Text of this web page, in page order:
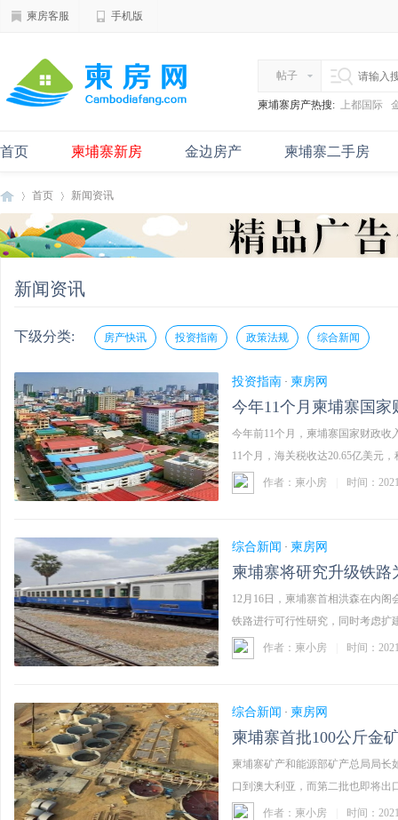
柬房客服 手机版
帖子
柬埔寨房产热搜: 上都国际
首页 柬埔寨新房 金边房产 柬埔寨二手房
首页 新闻资讯
新闻资讯
下级分类: 房产快讯 投资指南 政策法规 综合新闻
投资指南 · 柬房网
今年11个月柬埔寨国家
今年前11个月，柬埔寨国家财政收
11个月，海关税收达20.65亿美元
作者：柬小房 时间：
综合新闻 · 柬房网
柬埔寨将研究升级铁路
12月16日，柬埔寨首相洪森在内
铁路进行可行性研究，同时考虑扩
努克城， ...……
作者：柬小房 时间：
综合新闻 · 柬房网
柬埔寨首批100公斤金
柬埔寨矿产和能源部矿产总局局长
口到澳大利亚，而第二批也即将
作者：柬小房 时间：